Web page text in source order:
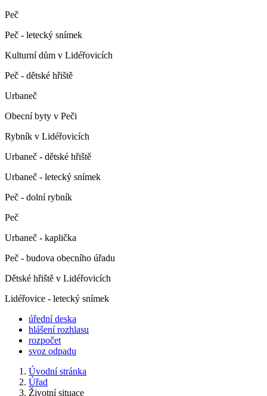
Peč
Peč - letecký snímek
Kulturní dům v Lidéřovicích
Peč - dětské hřiště
Urbaneč
Obecní byty v Peči
Rybník v Lidéřovicích
Urbaneč - dětské hřiště
Urbaneč - letecký snímek
Peč - dolní rybník
Peč
Urbaneč - kaplička
Peč - budova obecního úřadu
Dětské hřiště v Lidéřovicích
Lidéřovice - letecký snímek
úřední deska
hlášení rozhlasu
rozpočet
svoz odpadu
Úvodní stránka
Úřad
Životní situace